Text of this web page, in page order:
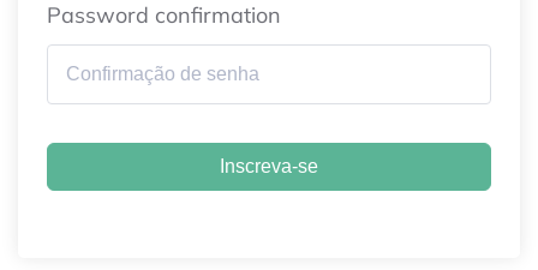
Password confirmation
Inscreva-se